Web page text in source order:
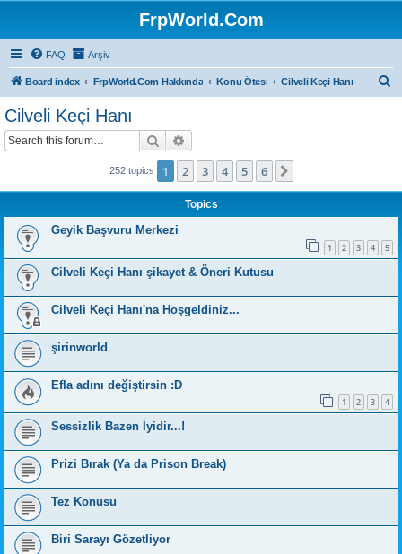
FrpWorld.Com
FAQ Arşiv
Board index FrpWorld.Com Hakkında Konu Ötesi Cilveli Keçi Hanı
Cilveli Keçi Hanı
Search
252 topics 1 2 3 4 5 6
Topics
Geyik Başvuru Merkezi
1 2 3 4 5
Cilveli Keçi Hanı şikayet & Öneri Kutusu
Cilveli Keçi Hanı'na Hoşgeldiniz...
şirinworld
Efla adını değiştirsin :D
1 2 3 4
Sessizlik Bazen İyidir...!
Prizi Bırak (Ya da Prison Break)
Tez Konusu
Biri Sarayı Gözetliyor